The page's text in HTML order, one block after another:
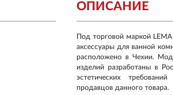
ОПИСАНИЕ
Под торговой маркой
аксессуары для ванной
расположено в Чехии.
изделий разработаны в
эстетических
продавцов данного товара.